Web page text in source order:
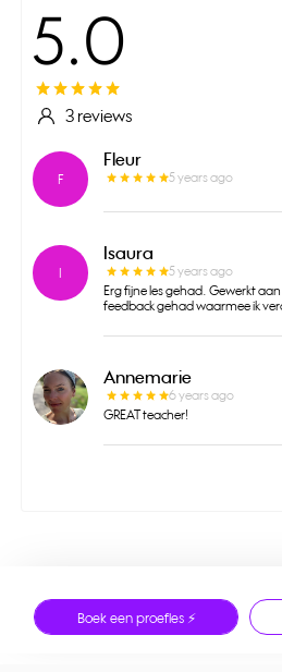
5.0
3 reviews
F
Fleur
5 years ago
I
Isaura
5 years ago
Erg fijne les gehad. Gewerkt
feedback gehad waarmee ik
Annemarie
6 years ago
GREAT teacher!
Boek een proefles ⚡